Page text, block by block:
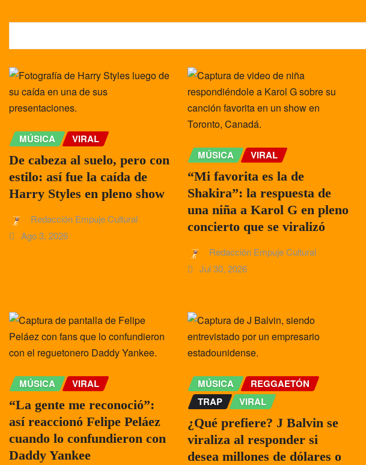
MÚSICA VIRAL
De cabeza al suelo, pero con
estilo: así fue la caída de
Harry Styles en pleno show
Redacción Empuje Cultural
Ago 3, 2026
MÚSICA VIRAL
“Mi favorita es la de
Shakira”: la respuesta de
una niña a Karol G en pleno
concierto que se viralizó
Redacción Empuje Cultural
Jul 30, 2026
MÚSICA VIRAL
“La gente me reconoció”:
así reaccionó Felipe Peláez
cuando lo confundieron con
Daddy Yankee
MÚSICA
REGGAETÓN
TRAP
VIRAL
¿Qué prefiere? J Balvin se
viraliza al responder si
desea millones de dólares o